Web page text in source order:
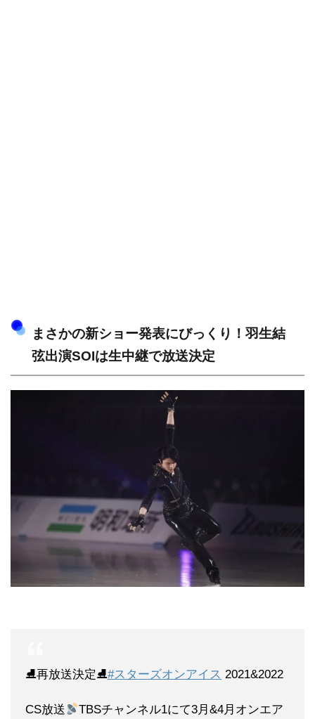
まさかの新ショー発表にびっくり！羽生結
弦出演SOIは生中継で放送決定
⛸再放送決定⛸#スターズオンアイス 2021&2022
CS放送 TBSチャンネル1にて3月&4月オンエア